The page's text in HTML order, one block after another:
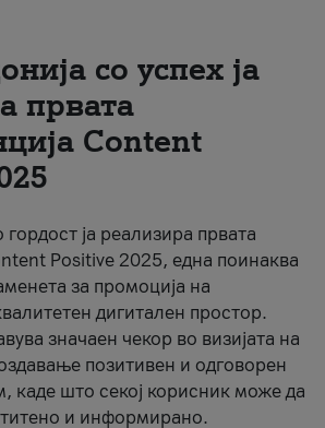
со успех ја
првата
Content
ја реализира првата
Positive 2025, една поинаква
за промоција на
дигитален простор.
значаен чекор во визијата на
позитивен и одговорен
каде што секој корисник може да
и информирано.